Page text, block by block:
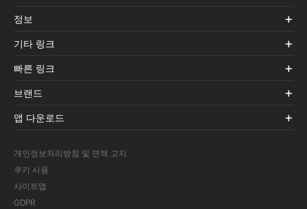
정보
기타 링크
빠른 링크
브랜드
앱 다운로드
개인정보처리방침 및 면책 고지
쿠키 사용
사이트맵
GDPR